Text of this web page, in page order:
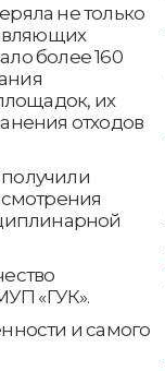
не только
более 160
их
отходов
«ГУК».
и самого